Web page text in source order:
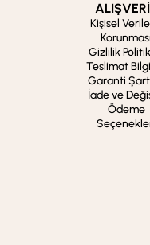
Kişisel
Korunması
Gizlilik
Teslimat
Garanti
İade ve
Ödeme